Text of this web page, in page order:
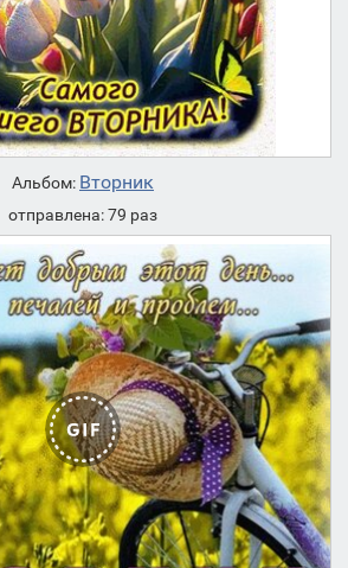
Альбом: Вторник
отправлена: 79 раз